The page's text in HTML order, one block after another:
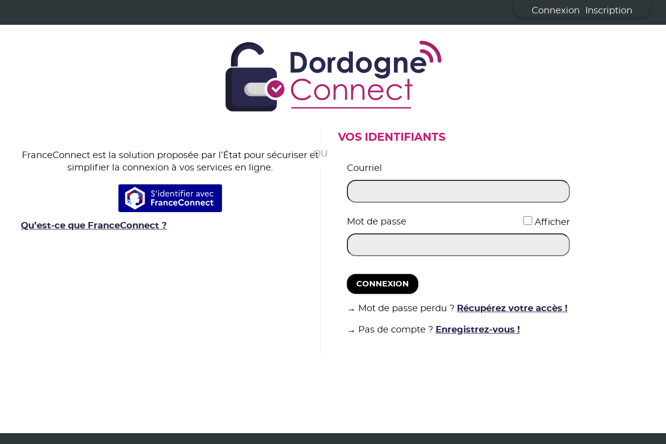
Connexion Inscription
FranceConnect est la solution proposée par l’État pour sécuriser et
simplifier la connexion à vos services en ligne.
S’identifier avec FranceConnect
Qu’est-ce que FranceConnect ?
VOS IDENTIFIANTS
Courriel
*
Mot de passe Afficher
CONNEXION
→ Mot de passe perdu ? Récupérez votre accès !
→ Pas de compte ? Enregistrez-vous !